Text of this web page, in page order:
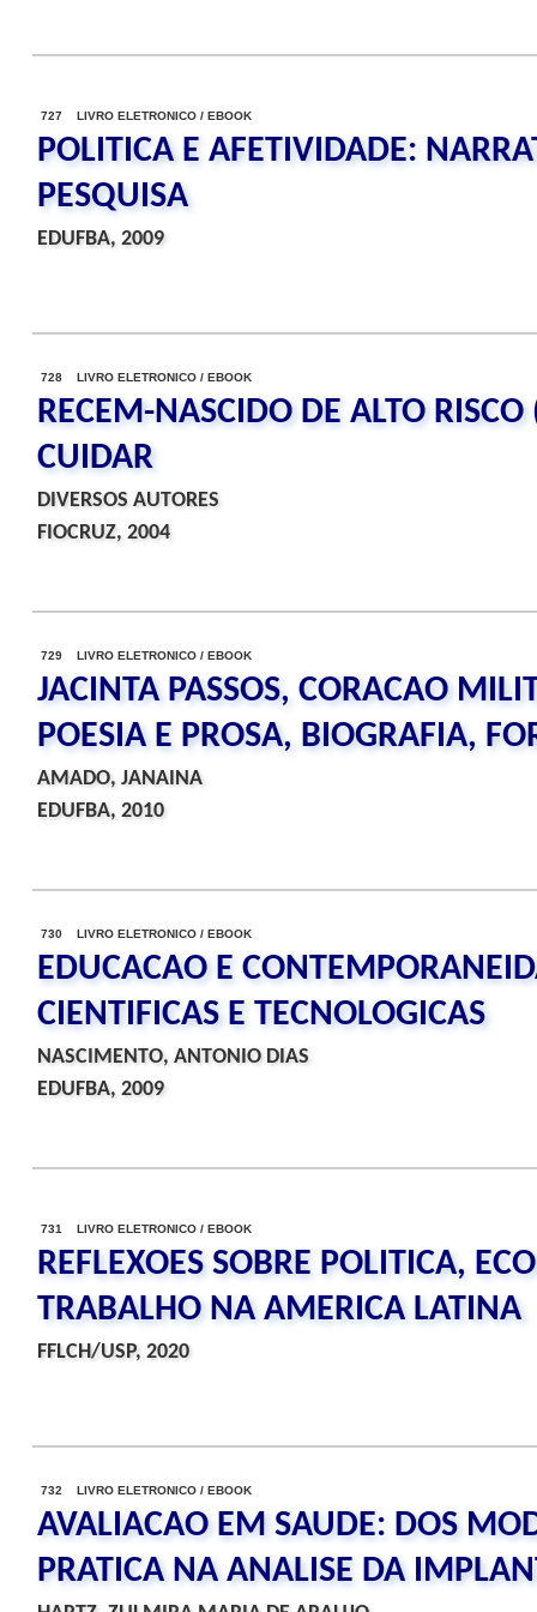
727 LIVRO ELETRONICO / EBOOK
POLITICA E AFETIVIDADE:
PESQUISA
EDUFBA, 2009
728 LIVRO ELETRONICO / EBOOK
RECEM-NASCIDO DE ALTO
CUIDAR
DIVERSOS AUTORES
FIOCRUZ, 2004
729 LIVRO ELETRONICO / EBOOK
JACINTA PASSOS, CORACAO
POESIA E PROSA, BIOGRAFIA,
AMADO, JANAINA
EDUFBA, 2010
730 LIVRO ELETRONICO / EBOOK
EDUCACAO E
CIENTIFICAS E TECNOLOGICAS
NASCIMENTO, ANTONIO DIAS
EDUFBA, 2009
731 LIVRO ELETRONICO / EBOOK
REFLEXOES SOBRE POLITICA,
TRABALHO NA AMERICA LATINA
FFLCH/USP, 2020
732 LIVRO ELETRONICO / EBOOK
AVALIACAO EM SAUDE: DOS
PRATICA NA ANALISE DA